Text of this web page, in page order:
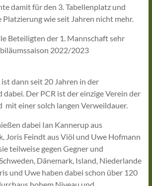
damit für den 3. Tabellenplatz und
Platzierung wie seit Jahren nicht mehr.
Beteiligten der 1. Mannschaft sehr
2022/2023
dann seit 20 Jahren in der
dabei. Der PCR ist der einzige Verein der
mit einer solch langen Verweildauer.
dabei Ian Kannerup aus
Joris Feindt aus Viöl und Uwe Hofmann
teilweise gegen Gegner und
Dänemark, Island, Niederlande
und Uwe haben dabei schon über 120